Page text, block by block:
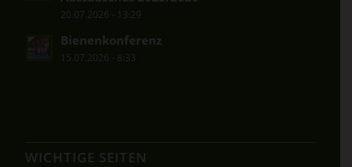
20.07.2026 - 13:29
Bienenkonferenz
15.07.2026 - 8:33
WICHTIGE SEITEN